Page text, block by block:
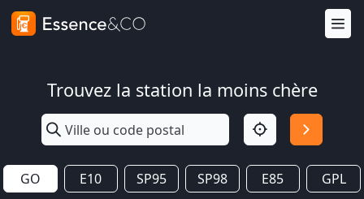
Trouvez la station la moins chère
GO E10 SP95 SP98 E85 GPL